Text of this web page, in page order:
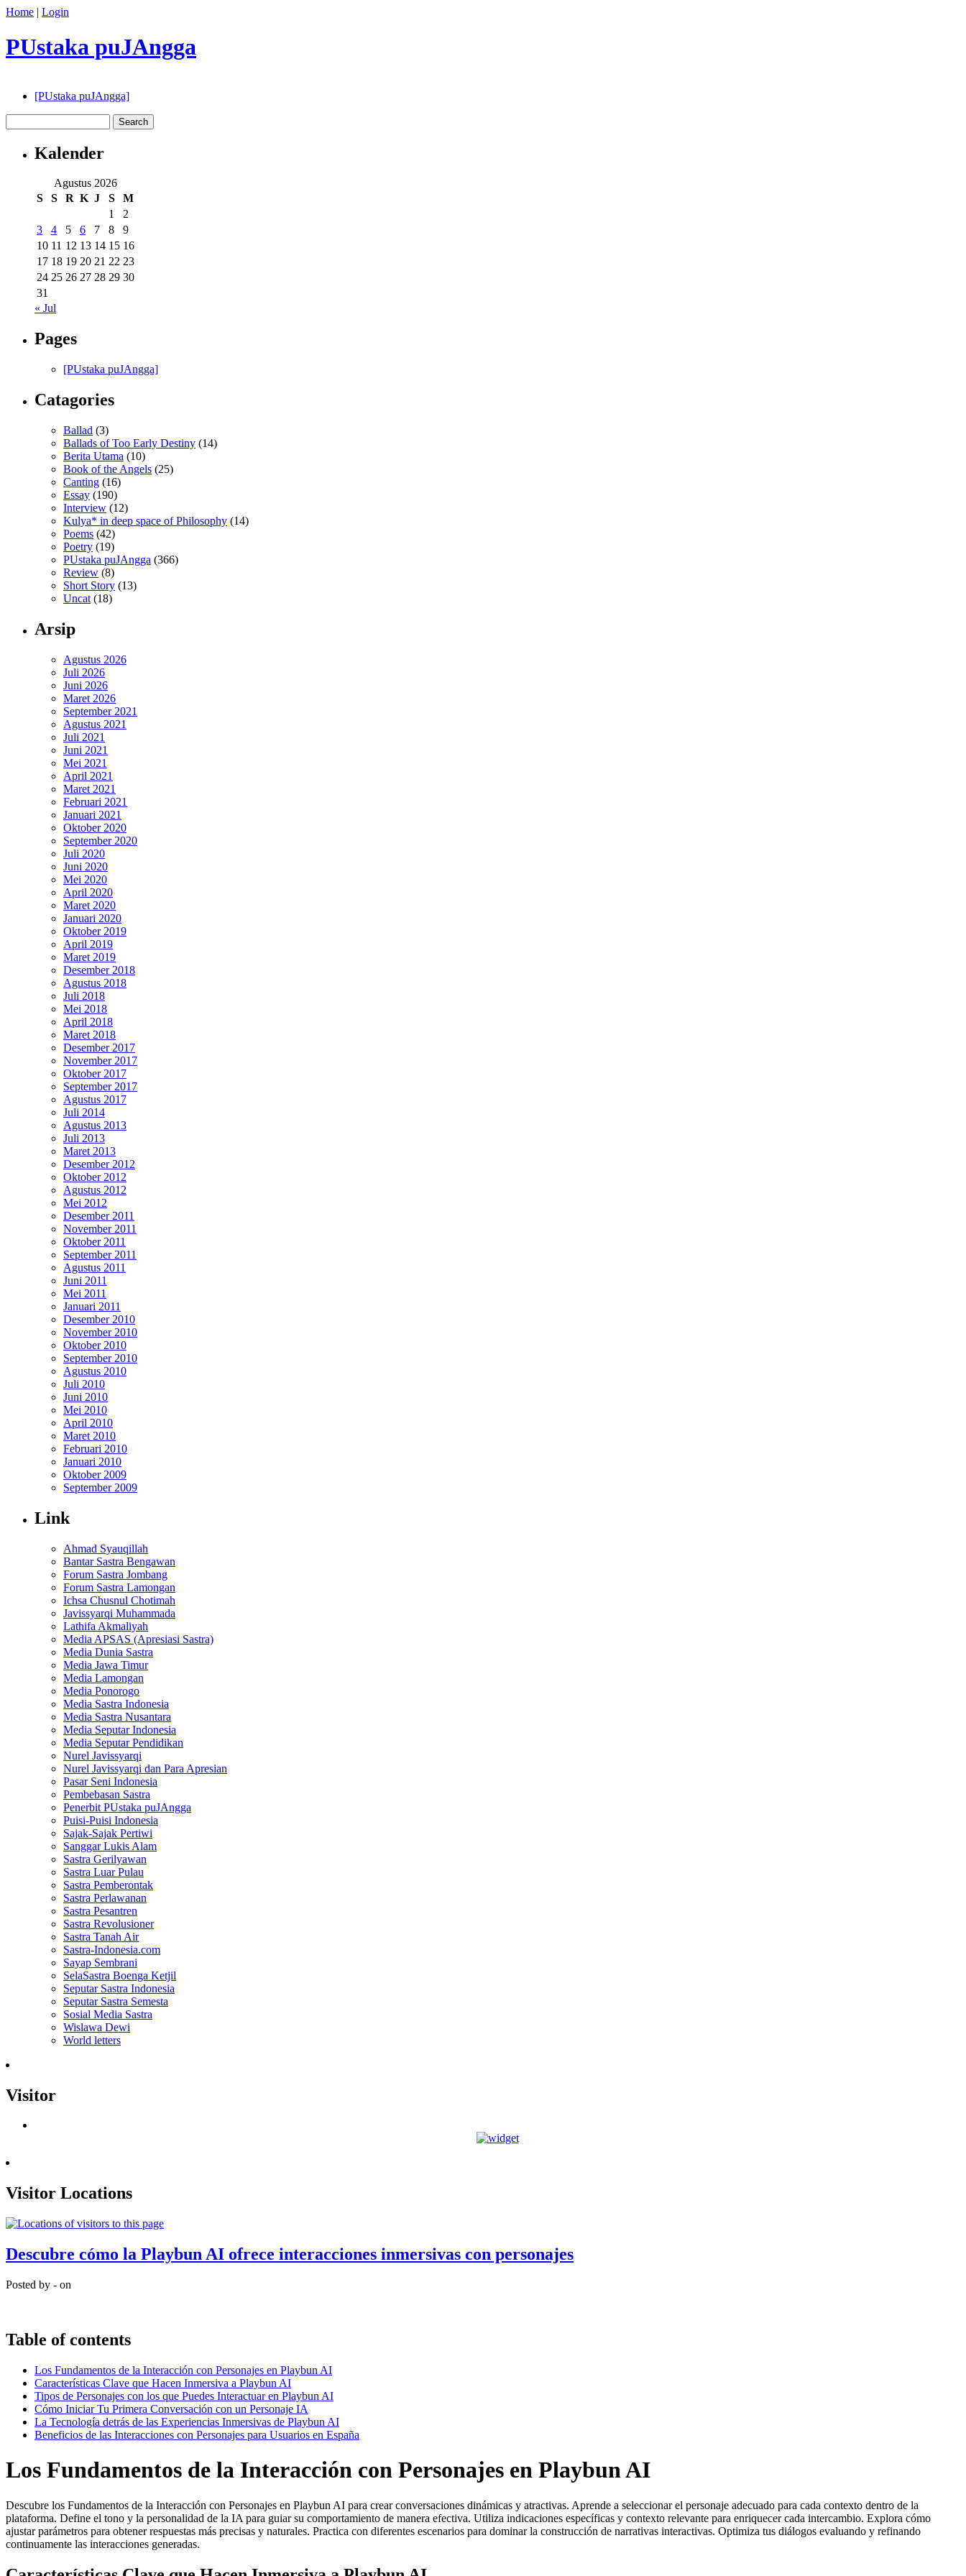
Home | Login
PUstaka puJAngga
[PUstaka puJAngga]
Kalender
Agustus 2026
S
S R K J S
M
1
2
3
4 5 6 7 8
9
10 11 12 13 14 15 16
17 18 19 20 21 22 23
24 25 26 27 28 29 30
31
« Jul
Pages
[PUstaka puJAngga]
Catagories
Ballad (3)
Ballads of Too Early Destiny (14)
Berita Utama (10)
Book of the Angels (25)
Canting (16)
Essay (190)
Interview (12)
Kulya* in deep space of Philosophy (14)
Poems (42)
Poetry (19)
PUstaka puJAngga (366)
Review (8)
Short Story (13)
Uncat (18)
Arsip
Agustus 2026
Juli 2026
Juni 2026
Maret 2026
September 2021
Agustus 2021
Juli 2021
Juni 2021
Mei 2021
April 2021
Maret 2021
Februari 2021
Januari 2021
Oktober 2020
September 2020
Juli 2020
Juni 2020
Mei 2020
April 2020
Maret 2020
Januari 2020
Oktober 2019
April 2019
Maret 2019
Desember 2018
Agustus 2018
Juli 2018
Mei 2018
April 2018
Maret 2018
Desember 2017
November 2017
Oktober 2017
September 2017
Agustus 2017
Juli 2014
Agustus 2013
Juli 2013
Maret 2013
Desember 2012
Oktober 2012
Agustus 2012
Mei 2012
Desember 2011
November 2011
Oktober 2011
September 2011
Agustus 2011
Juni 2011
Mei 2011
Januari 2011
Desember 2010
November 2010
Oktober 2010
September 2010
Agustus 2010
Juli 2010
Juni 2010
Mei 2010
April 2010
Maret 2010
Februari 2010
Januari 2010
Oktober 2009
September 2009
Link
Ahmad Syauqillah
Bantar Sastra Bengawan
Forum Sastra Jombang
Forum Sastra Lamongan
Ichsa Chusnul Chotimah
Javissyarqi Muhammada
Lathifa Akmaliyah
Media APSAS (Apresiasi Sastra)
Media Dunia Sastra
Media Jawa Timur
Media Lamongan
Media Ponorogo
Media Sastra Indonesia
Media Sastra Nusantara
Media Seputar Indonesia
Media Seputar Pendidikan
Nurel Javissyarqi
Nurel Javissyarqi dan Para Apresian
Pasar Seni Indonesia
Pembebasan Sastra
Penerbit PUstaka puJAngga
Puisi-Puisi Indonesia
Sajak-Sajak Pertiwi
Sanggar Lukis Alam
Sastra Gerilyawan
Sastra Luar Pulau
Sastra Pemberontak
Sastra Perlawanan
Sastra Pesantren
Sastra Revolusioner
Sastra Tanah Air
Sastra-Indonesia.com
Sayap Sembrani
SelaSastra Boenga Ketjil
Seputar Sastra Indonesia
Seputar Sastra Semesta
Sosial Media Sastra
Wislawa Dewi
World letters
Visitor
Visitor Locations
Descubre cómo la Playbun AI ofrece interacciones inmersivas con personajes
Posted by - on
Table of contents
Los Fundamentos de la Interacción con Personajes en Playbun AI
Características Clave que Hacen Inmersiva a Playbun AI
Tipos de Personajes con los que Puedes Interactuar en Playbun AI
Cómo Iniciar Tu Primera Conversación con un Personaje IA
La Tecnología detrás de las Experiencias Inmersivas de Playbun AI
Beneficios de las Interacciones con Personajes para Usuarios en España
Los Fundamentos de la Interacción con Personajes en Playbun AI
Descubre los Fundamentos de la Interacción con Personajes en Playbun AI para crear conversaciones dinámicas y atractivas. Aprende a seleccionar el personaje adecuado para cada contexto dentro de la
plataforma. Define el tono y la personalidad de la IA para guiar su comportamiento de manera efectiva. Utiliza indicaciones específicas y contexto relevante para enriquecer cada intercambio. Explora cómo
ajustar parámetros para obtener respuestas más precisas y naturales. Practica con diferentes escenarios para dominar la construcción de narrativas interactivas. Optimiza tus diálogos evaluando y refinando
continuamente las interacciones generadas.